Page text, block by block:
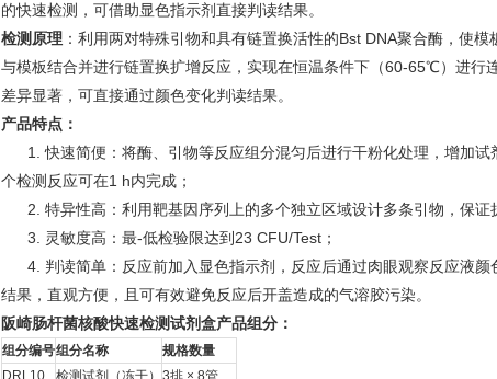
的快速检测，可借助显色指示剂直接判读结果。
检测原理 ：利用两对特殊引物和具有链置换活性的Bst DNA聚合酶，使
与模板结合并进行链置换扩增反应，实现在恒温条件下（60-65℃）进行
差异显著，可直接通过颜色变化判读结果。
产品特点：
1. 快速简便：将酶、引物等反应组分混匀后进行干粉化处理，增加试
个检测反应可在1 h内完成；
2. 特异性高：利用靶基因序列上的多个独立区域设计多条引物，保证
3. 灵敏度高：最-低检验限达到23 CFU/Test；
4. 判读简单：反应前加入显色指示剂，反应后通过肉眼观察反应液颜
结果，直观方便，且可有效避免反应后开盖造成的气溶胶污染。
阪崎肠杆菌核酸快速检测试剂盒产品组分：
组分编号组分名称
规格数量
DRL10
检测试剂（冻干） 3排 × 8管